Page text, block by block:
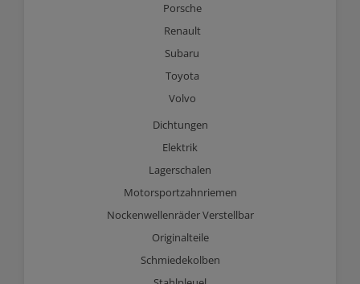
Porsche
Renault
Subaru
Toyota
Volvo
Dichtungen
Elektrik
Lagerschalen
Motorsportzahnriemen
Nockenwellenräder Verstellbar
Originalteile
Schmiedekolben